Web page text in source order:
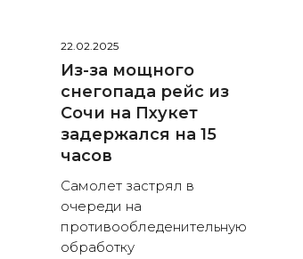
22.02.2025
Из-за мощного
снегопада рейс из
Сочи на Пхукет
задержался на 15
часов
Самолет застрял в
очереди на
противообледенительную
обработку